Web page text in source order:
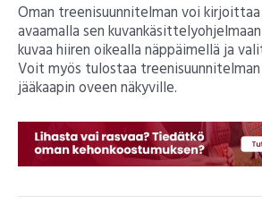
Oman treenisuunnitelman voi kirjoittaa
avaamalla sen
kuvaa hiiren oikealla näppäimellä ja
Voit myös tulostaa
jääkaapin oveen näkyville.